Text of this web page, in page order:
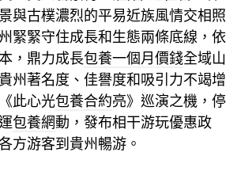
與古樸濃烈的平易近族風情交相照
緊緊守住成長和生態兩條底線，依
，鼎力成長包養一個月價錢全域山
州著名度、佳譽度和吸引力不竭增
此心光包養合約亮》巡演之機，停
包養網動，發布相干游玩優惠政
方游客到貴州暢游。